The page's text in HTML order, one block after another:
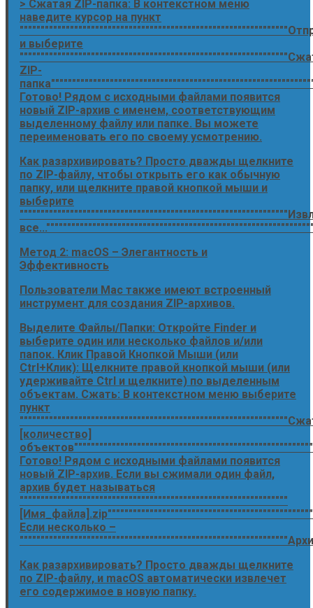
> Сжатая ZIP-папка: В контекстном меню
наведите курсор на пункт
и выберите
ZIP-
Готово! Рядом с исходными файлами появится
новый ZIP-архив с именем, соответствующим
выделенному файлу или папке. Вы можете
переименовать его по своему усмотрению.
Как разархивировать? Просто дважды щелкните
по ZIP-файлу, чтобы открыть его как обычную
папку, или щелкните правой кнопкой мыши и
выберите
Метод 2: macOS – Элегантность и
Эффективность
Пользователи Mac также имеют встроенный
инструмент для создания ZIP-архивов.
Выделите Файлы/Папки: Откройте Finder и
выберите один или несколько файлов и/или
папок. Клик Правой Кнопкой Мыши (или
Ctrl+Клик): Щелкните правой кнопкой мыши (или
удерживайте Ctrl и щелкните) по выделенным
объектам. Сжать: В контекстном меню выберите
пункт
[количество]
Готово! Рядом с исходными файлами появится
новый ZIP-архив. Если вы сжимали один файл,
архив будет называться
""""""""""""""""""""""""""""""""""""""""""""""""""""""""""""""""
Если несколько –
Как разархивировать? Просто дважды щелкните
по ZIP-файлу, и macOS автоматически извлечет
его содержимое в новую папку.